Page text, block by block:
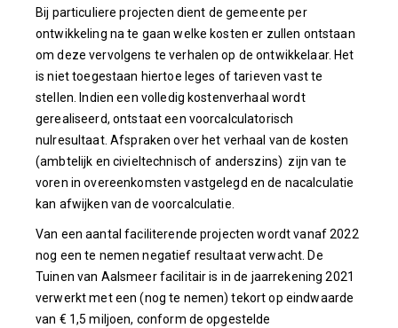
Bij particuliere projecten dient de gemeente per
ontwikkeling na te gaan welke kosten er zullen ontstaan
om deze vervolgens te verhalen op de ontwikkelaar. Het
is niet toegestaan hiertoe leges of tarieven vast te
stellen. Indien een volledig kostenverhaal wordt
gerealiseerd, ontstaat een voorcalculatorisch
nulresultaat. Afspraken over het verhaal van de kosten
(ambtelijk en civieltechnisch of anderszins) zijn van te
voren in overeenkomsten vastgelegd en de nacalculatie
kan afwijken van de voorcalculatie.
Van een aantal faciliterende projecten wordt vanaf 2022
nog een te nemen negatief resultaat verwacht. De
Tuinen van Aalsmeer facilitair is in de jaarrekening 2021
verwerkt met een (nog te nemen) tekort op eindwaarde
van € 1,5 miljoen, conform de opgestelde